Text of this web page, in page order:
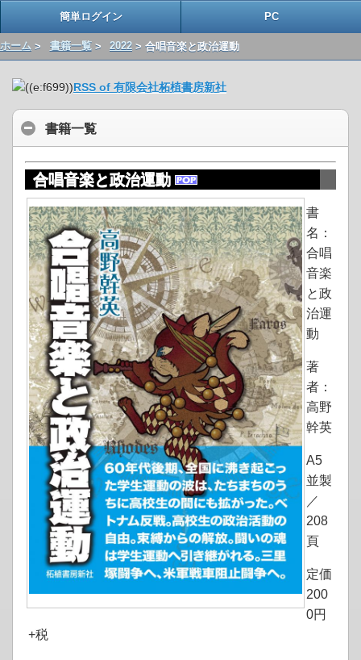
簡単ログイン PC
ホーム > 書籍一覧> 2022 > 合唱音楽と政治運動
RSS of 有限会社柘植書房新社
書籍一覧
合唱音楽と政治運動
書
名：
合唱
音楽
と政
治運
動
著
者：
高野
幹英
A5
並製
／
208
頁
定価
200
0円
+税